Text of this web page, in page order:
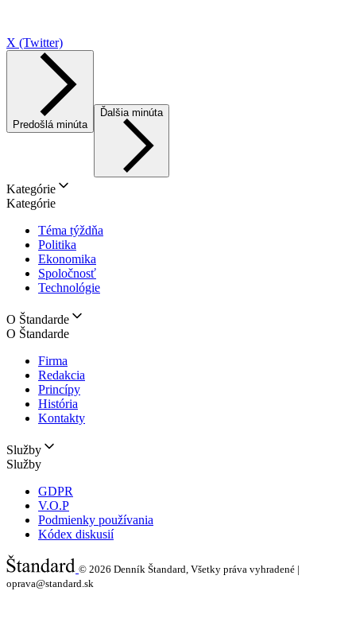
X (Twitter)
Predošlá minúta
Ďalšia minúta
Kategórie
Kategórie
Téma týždňa
Politika
Ekonomika
Spoločnosť
Technológie
O Štandarde
O Štandarde
Firma
Redakcia
Princípy
História
Kontakty
Služby
Služby
GDPR
V.O.P
Podmienky používania
Kódex diskusií
© 2026 Denník Štandard, Všetky práva vyhradené |
oprava@standard.sk